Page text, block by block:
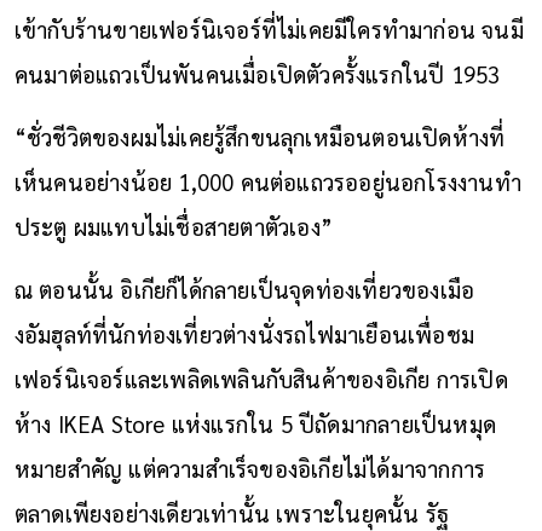
เข้ากับร้านขายเฟอร์นิเจอร์ที่ไม่เคยมีใครทำมาก่อน จนมี
คนมาต่อแถวเป็นพันคนเมื่อเปิดตัวครั้งแรกในปี 1953
“ชั่วชีวิตของผมไม่เคยรู้สึกขนลุกเหมือนตอนเปิดห้างที่
เห็นคนอย่างน้อย 1,000 คนต่อแถวรออยู่นอกโรงงานทำ
ประตู ผมแทบไม่เชื่อสายตาตัวเอง”
ณ ตอนนั้น อิเกียก็ได้กลายเป็นจุดท่องเที่ยวของเมือ
งอัมฮุลท์ที่นักท่องเที่ยวต่างนั่งรถไฟมาเยือนเพื่อชม
เฟอร์นิเจอร์และเพลิดเพลินกับสินค้าของอิเกีย การเปิด
ห้าง IKEA Store แห่งแรกใน 5 ปีถัดมากลายเป็นหมุด
หมายสำคัญ แต่ความสำเร็จของอิเกียไม่ได้มาจากการ
ตลาดเพียงอย่างเดียวเท่านั้น เพราะในยุคนั้น รัฐ